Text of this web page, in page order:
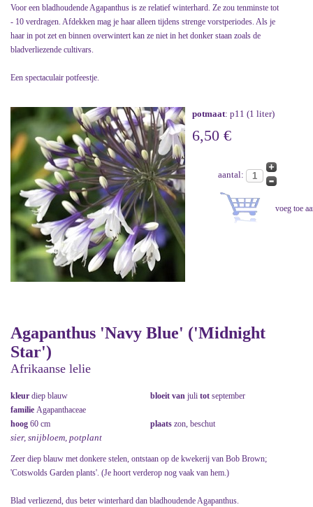
Voor een bladhoudende Agapanthus is ze relatief winterhard. Ze zou tenminste tot
- 10 verdragen. Afdekken mag je haar alleen tijdens strenge vorstperiodes. Als je
haar in pot zet en binnen overwintert kan ze niet in het donker staan zoals de
bladverliezende cultivars.
Een spectaculair potfeestje.
potmaat: p11 (1 liter)
6,50 €
aantal:
Agapanthus 'Navy Blue' ('Midnight
Star')
Afrikaanse lelie
kleur diep blauw bloeit van juli tot september
familie Agapanthaceae
hoog 60 cm plaats zon, beschut
sier, snijbloem, potplant
Zeer diep blauw met donkere stelen, ontstaan op de kwekerij van Bob Brown;
'Cotswolds Garden plants'. (Je hoort verderop nog vaak van hem.)
Blad verliezend, dus beter winterhard dan bladhoudende Agapanthus.